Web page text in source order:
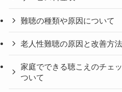
難聴の種類や原因について
老人性難聴の原因と改善方
家庭でできる聴こえのチェ
ついて